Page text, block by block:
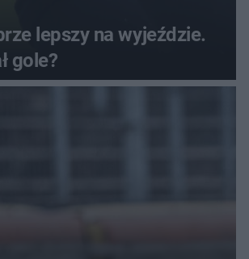
lepszy na wyjeździe.
gole?